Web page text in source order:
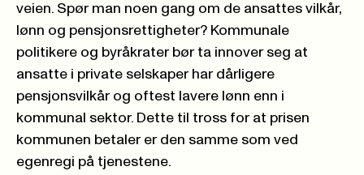
veien. Spør man noen gang om de ansattes vilkår,
lønn og pensjonsrettigheter? Kommunale
politikere og byråkrater bør ta innover seg at
ansatte i private selskaper har dårligere
pensjonsvilkår og oftest lavere lønn enn i
kommunal sektor. Dette til tross for at prisen
kommunen betaler er den samme som ved
egenregi på tjenestene.